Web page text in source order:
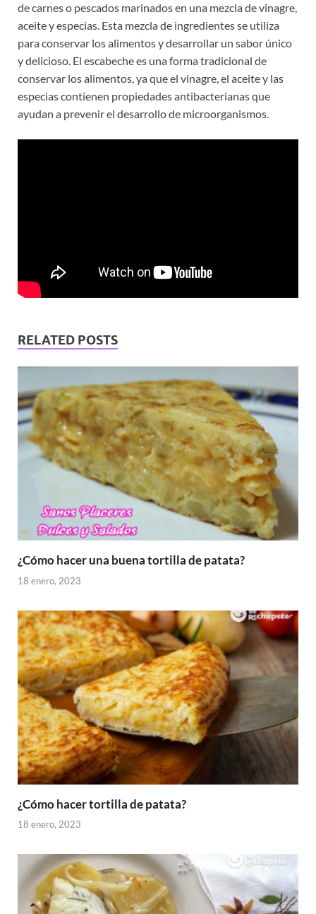
de carnes o pescados marinados en una mezcla de vinagre,
aceite y especias. Esta mezcla de ingredientes se utiliza
para conservar los alimentos y desarrollar un sabor único
y delicioso. El escabeche es una forma tradicional de
conservar los alimentos, ya que el vinagre, el aceite y las
especias contienen propiedades antibacterianas que
ayudan a prevenir el desarrollo de microorganismos.
RELATED POSTS
¿Cómo hacer una buena tortilla de patata?
18 enero, 2023
¿Cómo hacer tortilla de patata?
18 enero, 2023